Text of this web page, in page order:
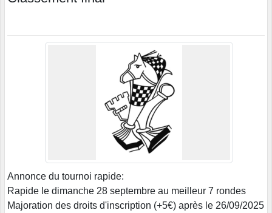
Annonce du tournoi rapide:
Rapide le dimanche 28 septembre au meilleur 7 rondes
Majoration des droits d'inscription (+5€) après le 26/09/2025